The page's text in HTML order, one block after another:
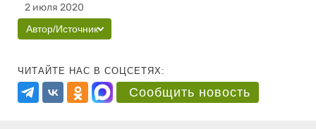
2 июля 2020
Автор/Источник
ЧИТАЙТЕ НАС В СОЦСЕТЯХ:
Сообщить новость